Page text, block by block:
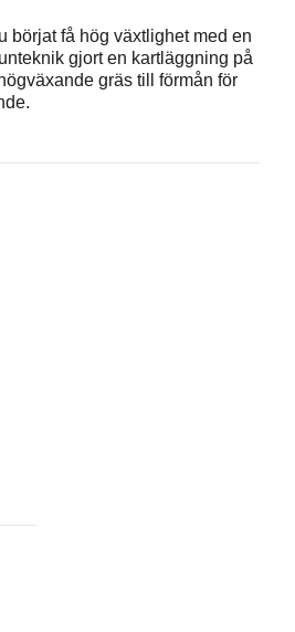
börjat få hög växtlighet med en
gjort en kartläggning på
gräs till förmån för